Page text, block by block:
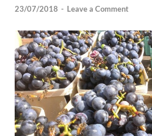
23/07/2018 - Leave a Comment